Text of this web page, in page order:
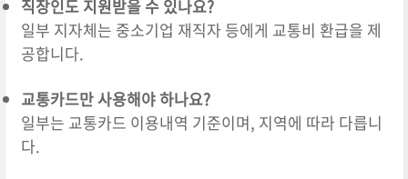
직장인도 지원받을 수 있나요?
일부 지자체는 중소기업 재직자 등에게 교통비 환급을 제
공합니다.
교통카드만 사용해야 하나요?
일부는 교통카드 이용내역 기준이며, 지역에 따라 다릅니
다.